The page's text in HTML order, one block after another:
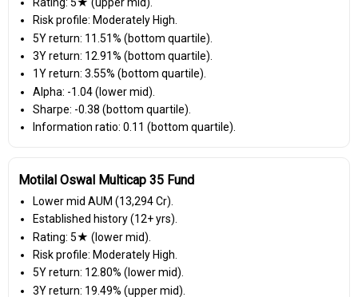
Risk profile: Moderately High.
5Y return: 11.51% (bottom quartile).
3Y return: 12.91% (bottom quartile).
1Y return: 3.55% (bottom quartile).
Alpha: -1.04 (lower mid).
Sharpe: -0.38 (bottom quartile).
Information ratio: 0.11 (bottom quartile).
Motilal Oswal Multicap 35 Fund
Lower mid AUM (₹13,294 Cr).
Established history (12+ yrs).
Rating: 5★ (lower mid).
Risk profile: Moderately High.
5Y return: 12.80% (lower mid).
3Y return: 19.49% (upper mid).